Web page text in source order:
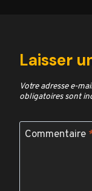
Laisser
Votre adresse e-
obligatoires sont
Commentaire